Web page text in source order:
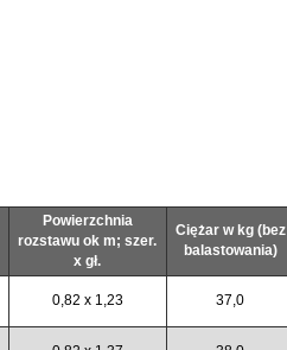
Powierzchnia
rozstawu ok m; szer.
x gł.
Ciężar w kg (bez
balastowania)
0,82 x 1,23 37,0